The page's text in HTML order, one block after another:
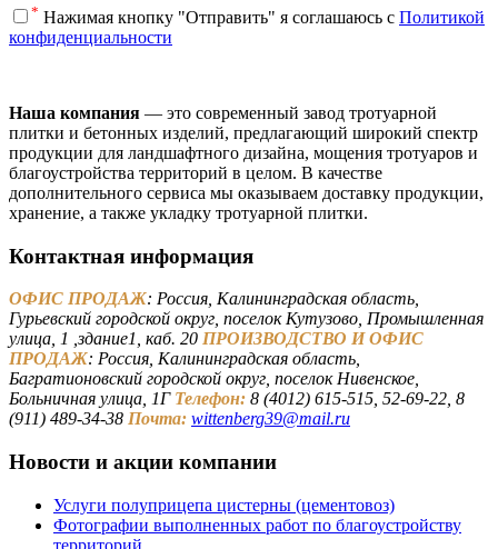
* Нажимая кнопку "Отправить" я соглашаюсь с Политикой
конфиденциальности
Наша компания — это современный завод тротуарной
плитки и бетонных изделий, предлагающий широкий спектр
продукции для ландшафтного дизайна, мощения тротуаров и
благоустройства территорий в целом. В качестве
дополнительного сервиса мы оказываем доставку продукции,
хранение, а также укладку тротуарной плитки.
Контактная информация
ОФИС ПРОДАЖ: Россия, Калининградская область,
Гурьевский городской округ, поселок Кутузово, Промышленная
улица, 1 ,здание1, каб. 20 ПРОИЗВОДСТВО И ОФИС
ПРОДАЖ: Россия, Калининградская область,
Багратионовский городской округ, поселок Нивенское,
Больничная улица, 1Г Телефон: 8 (4012) 615-515, 52-69-22, 8
(911) 489-34-38 Почта: wittenberg39@mail.ru
Новости и акции компании
Услуги полуприцепа цистерны (цементовоз)
Фотографии выполненных работ по благоустройству
территорий